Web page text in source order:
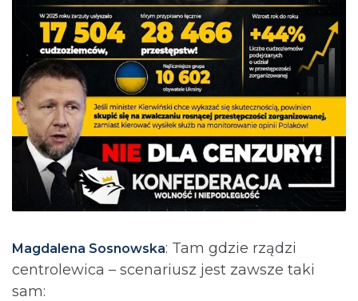
Magdalena Sosnowska: Tam gdzie rządzi
centrolewica – scenariusz jest zawsze taki
sam: